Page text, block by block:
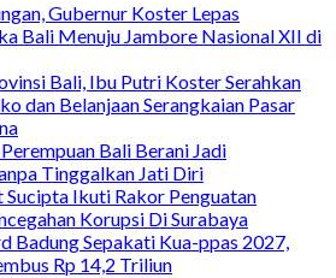
Gubernur Koster Lepas
Bali Menuju Jambore Nasional XII di
Bali, Ibu Putri Koster Serahkan
dan Belanjaan Serangkaian Pasar
Bali Berani Jadi
Tinggalkan Jati Diri
Ikuti Rakor Penguatan
Korupsi Di Surabaya
Badung Sepakati Kua-ppas 2027,
Rp 14,2 Triliun